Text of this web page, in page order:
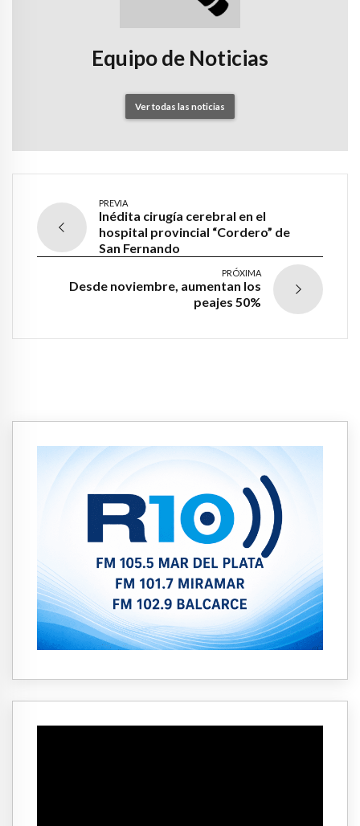
Equipo de Noticias
Ver todas las noticias
PREVIA
Inédita cirugía cerebral en el
hospital provincial “Cordero” de
San Fernando
PRÓXIMA
Desde noviembre, aumentan los
peajes 50%